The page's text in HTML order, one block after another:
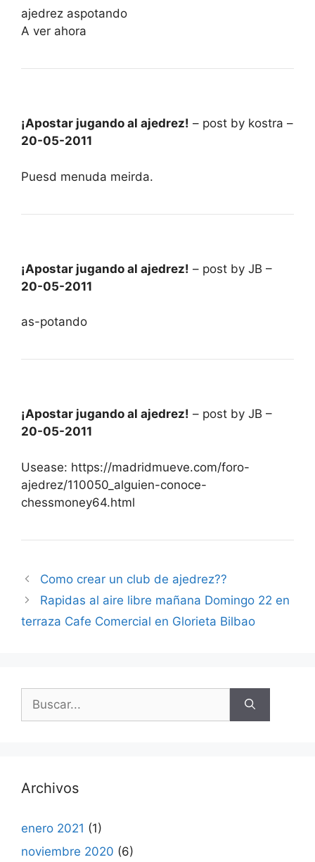
ajedrez aspotando
A ver ahora
¡Apostar jugando al ajedrez! – post by kostra –
20-05-2011
Puesd menuda meirda.
¡Apostar jugando al ajedrez! – post by JB –
20-05-2011
as-potando
¡Apostar jugando al ajedrez! – post by JB –
20-05-2011
Usease: https://madridmueve.com/foro-
ajedrez/110050_alguien-conoce-
chessmoney64.html
Como crear un club de ajedrez??
Rapidas al aire libre mañana Domingo 22 en
terraza Cafe Comercial en Glorieta Bilbao
Archivos
enero 2021 (1)
noviembre 2020 (6)